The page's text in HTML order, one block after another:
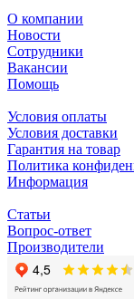
О компании
Новости
Сотрудники
Вакансии
Помощь
Условия оплаты
Условия доставки
Гарантия на товар
Политика
Информация
Статьи
Вопрос-ответ
Производители